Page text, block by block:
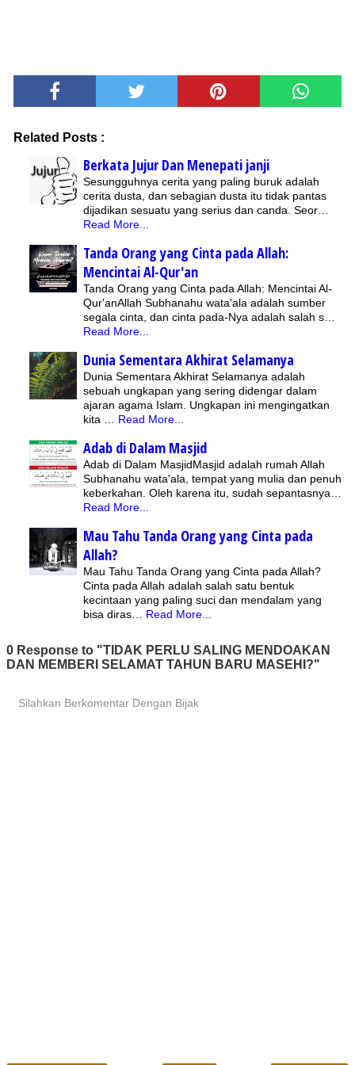
Related Posts :
Berkata Jujur Dan Menepati janji
Sesungguhnya cerita yang paling buruk adalah
cerita dusta, dan sebagian dusta itu tidak pantas
dijadikan sesuatu yang serius dan canda. Seor…
Read More...
Tanda Orang yang Cinta pada Allah:
Mencintai Al-Qur'an
Tanda Orang yang Cinta pada Allah: Mencintai Al-
Qur'anAllah Subhanahu wata'ala adalah sumber
segala cinta, dan cinta pada-Nya adalah salah s…
Read More...
Dunia Sementara Akhirat Selamanya
Dunia Sementara Akhirat Selamanya adalah
sebuah ungkapan yang sering didengar dalam
ajaran agama Islam. Ungkapan ini mengingatkan
kita … Read More...
Adab di Dalam Masjid
Adab di Dalam MasjidMasjid adalah rumah Allah
Subhanahu wata'ala, tempat yang mulia dan penuh
keberkahan. Oleh karena itu, sudah sepantasnya…
Read More...
Mau Tahu Tanda Orang yang Cinta pada
Allah?
Mau Tahu Tanda Orang yang Cinta pada Allah?
Cinta pada Allah adalah salah satu bentuk
kecintaan yang paling suci dan mendalam yang
bisa diras… Read More...
0 Response to "TIDAK PERLU SALING MENDOAKAN
DAN MEMBERI SELAMAT TAHUN BARU MASEHI?"
Silahkan Berkomentar Dengan Bijak